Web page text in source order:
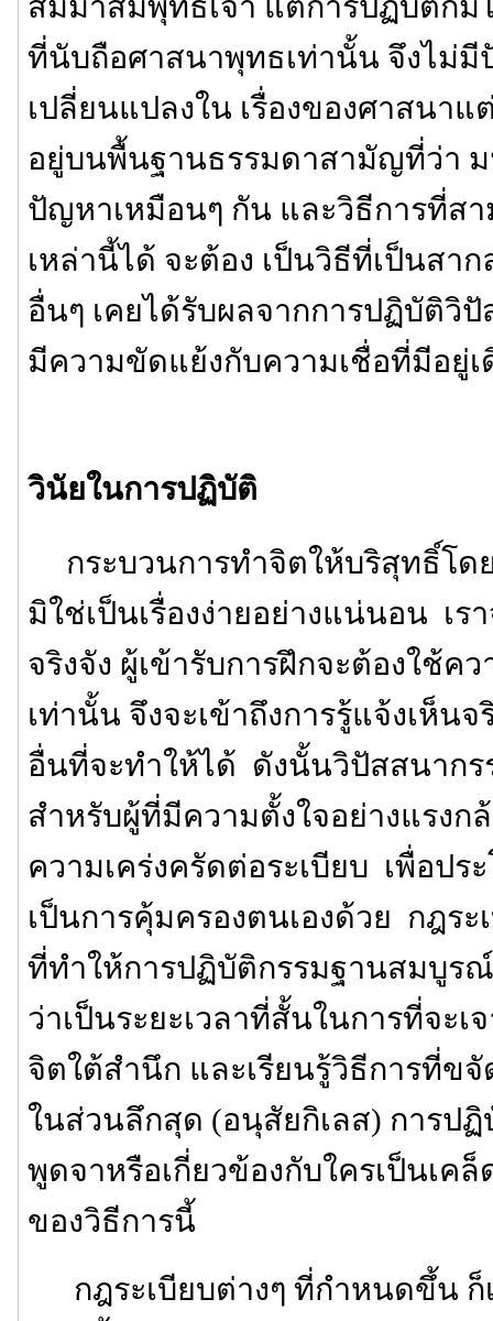
ที่นับถือศาสนาพุทธเท่านั้น จึงไม่มี
เปลี่ยนแปลงใน เรื่องของศาสนา
อยู่บนพื้นฐานธรรมดาสามัญที่ว่า
ปัญหาเหมือนๆ กัน และวิธีการที่ส
เหล่านี้ได้ จะต้อง เป็นวิธีที่เป็นสา
อื่นๆ เคยได้รับผลจากการปฏิบัติวิ
มีความขัดแย้งกับความเชื่อที่มีอยู่เ
วินัยในการปฏิบัติ
กระบวนการทำจิตให้บริสุทธิ์โด
มิใช่เป็นเรื่องง่ายอย่างแน่นอน เร
จริงจัง ผู้เข้ารับการฝึกจะต้องใช้ค
เท่านั้น จึงจะเข้าถึงการรู้แจ้งเห็น
อื่นที่จะทำให้ได้ ดังนั้นวิปัสสนากร
สำหรับผู้ที่มีความตั้งใจอย่างแรงก
ความเคร่งครัดต่อระเบียบ เพื่อปร
เป็นการคุ้มครองตนเองด้วย กฎระ
ที่ทำให้การปฏิบัติกรรมฐานสมบูร
ว่าเป็นระยะเวลาที่สั้นในการที่จะเ
จิตใต้สำนึก และเรียนรู้วิธีการที่ข
ในส่วนลึกสุด (อนุสัยกิเลส) การป
พูดจาหรือเกี่ยวข้องกับใครเป็นเค
ของวิธีการนี้
กฎระเบียบต่างๆ ที่กำหนดขึ้น ก็